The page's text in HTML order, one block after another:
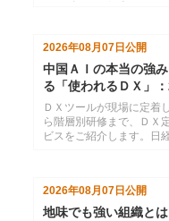
2026年08月07日公開
中国ＡＩの本当の強
る「使われるＤＸ」
ＤＸツールが現場に定着
ら階層別研修まで、ＤＸ
ビスをご紹介します。日
2026年08月07日 公開
地味でも強い組織と